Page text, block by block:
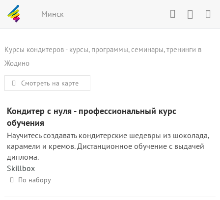
Минск
Курсы кондитеров - курсы, программы, семинары, тренинги в
Жодино
Смотреть на карте
Кондитер с нуля - профессиональный курс
обучения
Научитесь создавать кондитерские шедевры из шоколада,
карамели и кремов. Дистанционное обучение с выдачей
диплома.
Skillbox
По набору